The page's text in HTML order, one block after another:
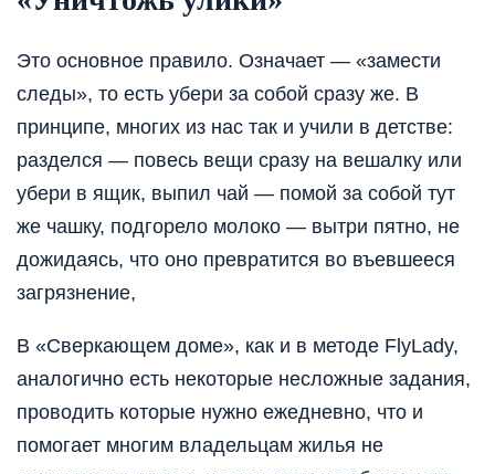
Это основное правило. Означает — «замести
следы», то есть убери за собой сразу же. В
принципе, многих из нас так и учили в детстве:
разделся — повесь вещи сразу на вешалку или
убери в ящик, выпил чай — помой за собой тут
же чашку, подгорело молоко — вытри пятно, не
дожидаясь, что оно превратится во въевшееся
загрязнение,
В «Сверкающем доме», как и в методе FlyLady,
аналогично есть некоторые несложные задания,
проводить которые нужно ежедневно, что и
помогает многим владельцам жилья не